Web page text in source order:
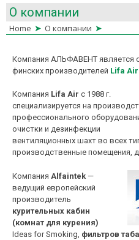
О компании
Home ➤ О компании ➤
Компания АЛЬФАВЕНТ является
финских производителей Lifa Air
Компания Lifa Air с 1988 г.
специализируется на
профессионального
очистки и дезинфекции
вентиляционных шахт во всех
производственные помещения,
Компания Alfaintek —
ведущий европейский
производитель
курительных кабин
(комнат для курения)
Ideas for Smoking, фильтров